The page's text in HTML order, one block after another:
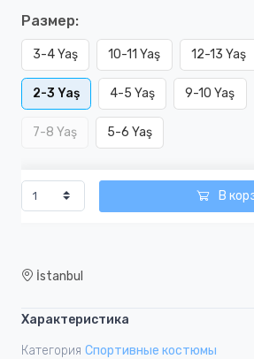
Размер:
3-4 Yaş 10-11 Yaş 12-13 Yaş
2-3 Yaş 4-5 Yaş 9-10 Yaş
7-8 Yaş 5-6 Yaş
В
İstanbul
Характеристика
Категория Спортивные костюмы